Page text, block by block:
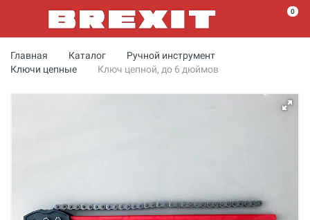
0
Главная Каталог
Ручной инструмент
Ключи цепные
Ключ цепной, до 6 дюймов